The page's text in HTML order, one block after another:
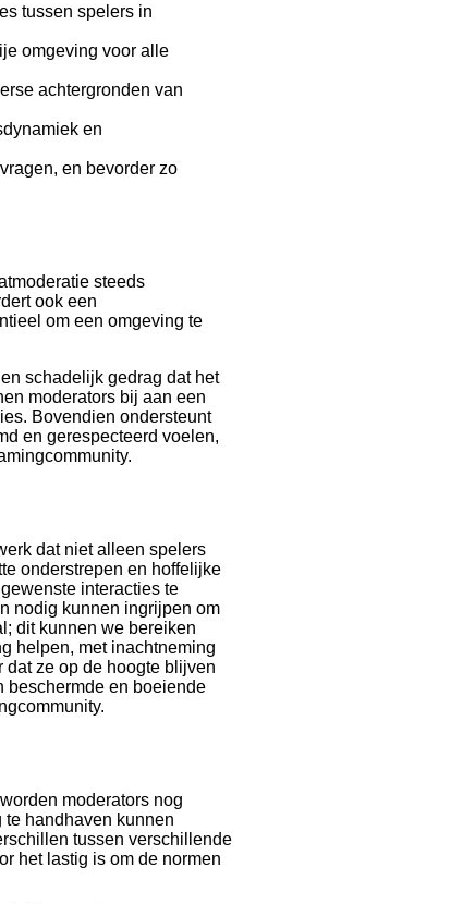
tussen spelers in
omgeving voor alle
achtergronden van
en
en bevorder zo
steeds
ook een
om een omgeving te
schadelijk gedrag dat het
moderators bij aan een
Bovendien ondersteunt
en gerespecteerd voelen,
dat niet alleen spelers
onderstrepen en hoffelijke
interacties te
nodig kunnen ingrijpen om
dit kunnen we bereiken
helpen, met inachtneming
dat ze op de hoogte blijven
beschermde en boeiende
moderators nog
handhaven kunnen
tussen verschillende
het lastig is om de normen